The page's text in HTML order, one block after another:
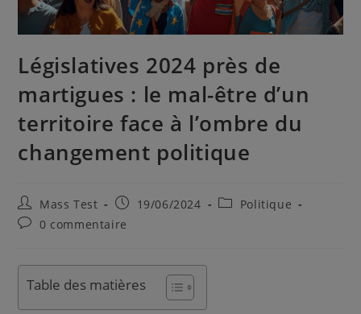
Législatives 2024 près de
martigues : le mal-être d’un
territoire face à l’ombre du
changement politique
Mass Test 19/06/2024
Politique
0 commentaire
Table des matières